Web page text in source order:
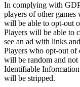
Откройте для себя
Unity
LiveOps
Анализ после
Развивайте
Производство
Достигнуть
Торговля
Преобразовать опыт
Автомобильная
Увеличьте
Глоссарий
Библиотека
Дополнительная
Истории успеха
Истории успеха из
Руководства по
Прямые трансляции
Присоединяйтесь к
Награды Unity
Празднование Unity-
Основные пути Unity
Не использовали
Практические
Практические
Образование
Для студентов
Свяжитесь с нашей
In complying with
players of other
will be able to opt-out
Players will be able to
see an ad with links
Players who opt-out of
will be random and
Identifiable
will be stripped.